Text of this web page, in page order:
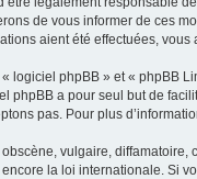
de vous informer de ces
aient été effectuées,
logiciel phpBB » et « phpBB
phpBB a pour seul but de
pas. Pour plus
vulgaire,
la loi internationale. Si